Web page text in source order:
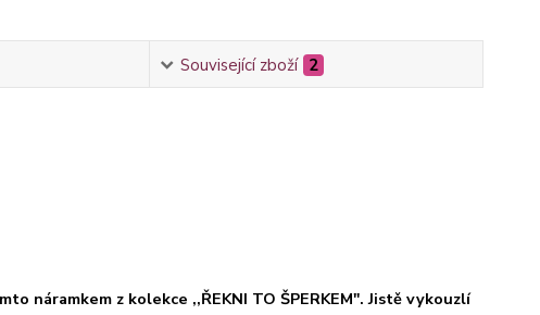
Související zboží 2
náramkem z kolekce ,,ŘEKNI TO ŠPERKEM". Jistě vykouzlí